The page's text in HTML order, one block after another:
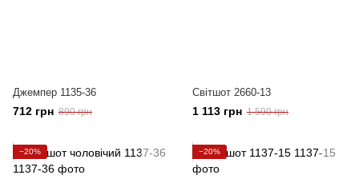
Джемпер 1135-36
712 грн 890 грн
Світшот 2660-13
1 113 грн 1 590 грн
−20% −20%